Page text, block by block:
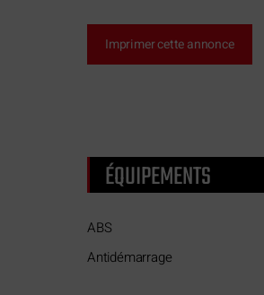
Imprimer cette annonce
ÉQUIPEMENTS
ABS
Antidémarrage